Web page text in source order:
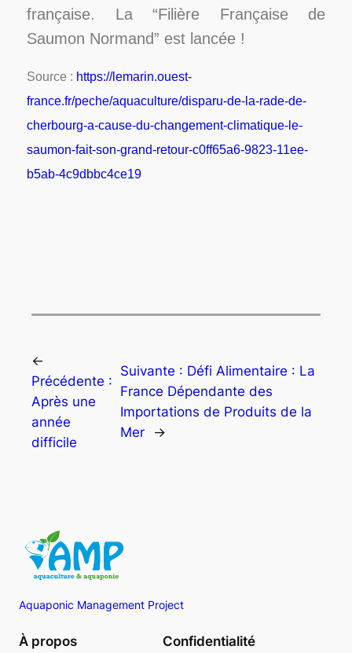
française. La “Filière Française de
Saumon Normand” est lancée !
Source : https://lemarin.ouest-
france.fr/peche/aquaculture/disparu-de-la-rade-de-
cherbourg-a-cause-du-changement-climatique-le-
saumon-fait-son-grand-retour-c0ff65a6-9823-11ee-
b5ab-4c9dbbc4ce19
←
Précédente :
Après une
année
difficile
Suivante : Défi Alimentaire : La
France Dépendante des
Importations de Produits de la
Mer
→
Aquaponic Management Project
À propos Confidentialité